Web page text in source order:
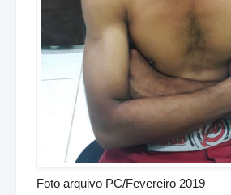
Foto arquivo PC/Fevereiro 2019